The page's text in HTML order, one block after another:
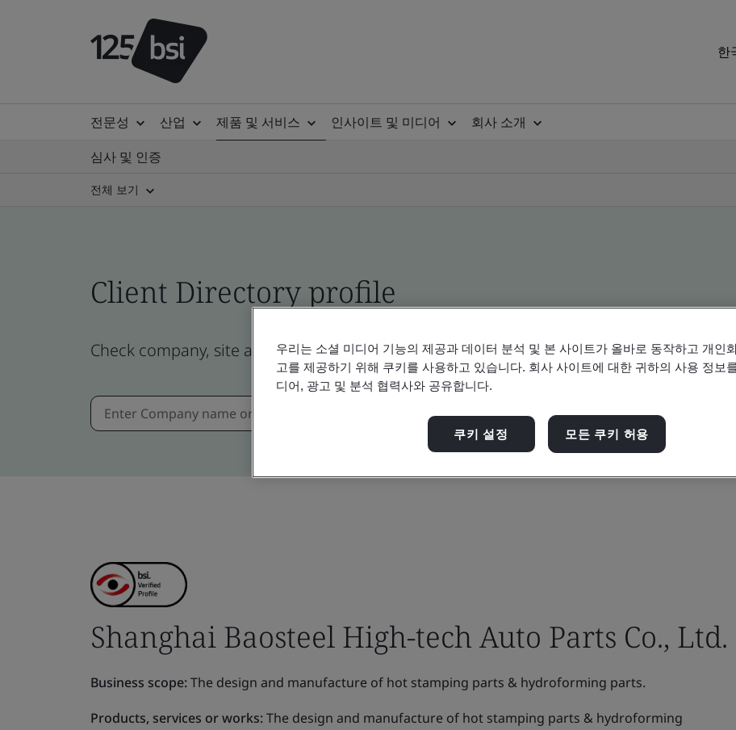
한
전문성 산업 제품 및 서비스 인사이트 및 미디어
회사 소개
심사 및 인증
전체 보기
Client Directory profile
Check company, site and product certificates - Validation and Verification, Korean and
Shanghai Baosteel High-tech Auto Parts Co., Ltd.
Business scope:The design and manufacture of hot stamping parts & hydroforming parts.
Products, services or works:The design and manufacture of hot stamping parts & hydroforming
우리는 소셜 미디어 기능의 제공과 데이터 분석 및 본 사이트가 올바로 동작하고 개인
고를 제공하기 위해 쿠키를 사용하고 있습니다. 회사 사이트에 대한 귀하의 사용 정보
디어, 광고 및 분석 협력사와 공유합니다.
쿠키 설정 모든 쿠키 허용